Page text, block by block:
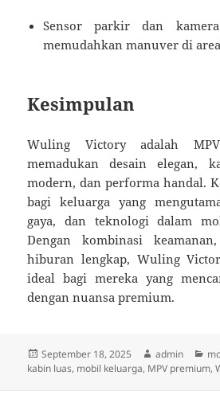
Sensor parkir dan
memudahkan manuver di
Kesimpulan
Wuling Victory adalah
memadukan desain elegan,
modern, dan performa handal.
bagi keluarga yang
gaya, dan teknologi dalam
Dengan kombinasi
hiburan lengkap, Wuling
ideal bagi mereka yang
dengan nuansa premium.
Diposkan
pada
September 18, 2025 Penulis
admin
kabin luas, mobil keluarga, MPV premium,